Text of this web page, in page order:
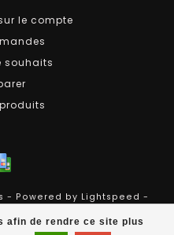
afin de rendre ce site plus
le compte
souhaits
- Powered by Lightspeed -